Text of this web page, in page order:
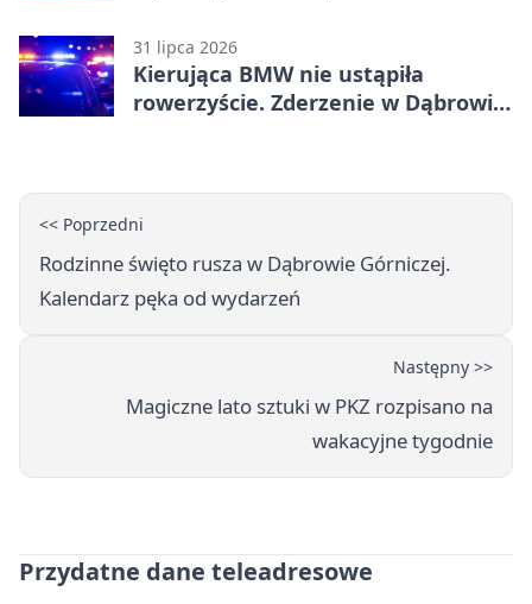
31 lipca 2026
Kierująca BMW nie ustąpiła
rowerzyście. Zderzenie w Dąbrowie
<< Poprzedni
Rodzinne święto rusza w Dąbrowie Górniczej.
Kalendarz pęka od wydarzeń
Następny >>
Magiczne lato sztuki w PKZ rozpisano na
wakacyjne tygodnie
Przydatne dane teleadresowe